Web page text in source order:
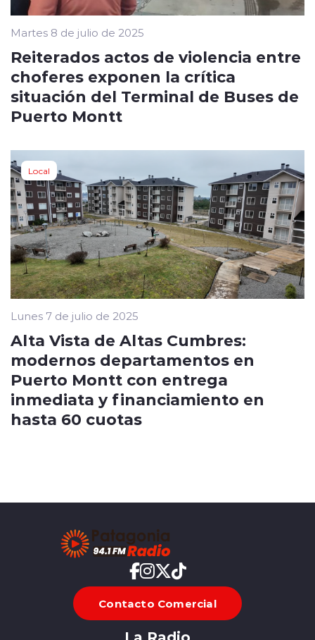
Martes 8 de julio de 2025
Reiterados actos de violencia entre
choferes exponen la crítica
situación del Terminal de Buses de
Puerto Montt
Local
Lunes 7 de julio de 2025
Alta Vista de Altas Cumbres:
modernos departamentos en
Puerto Montt con entrega
inmediata y financiamiento en
hasta 60 cuotas
Contacto Comercial
La Radio